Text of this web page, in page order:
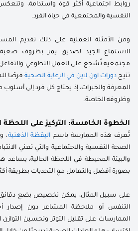
روابط اجتماعية أكثر قوة واستدامة،
النفسية والمجتمعية في حياة الفرد.
ومن الأمثلة العملية على ذلك تقديم
الاستماع الجيد لصديق يمر بظروف
مجتمعية تُشجع على العمل التطوعي والتفاعل
تتيحدورات اون لاين في الرعاية الصحيةفرصًا
المعرفة والخبرات، إذ يحتاج كل فرد إلى
وظروفه الخاصة.
الخطوة الخامسة: التركيز على اللحظة
تُعرف هذه الممارسة باسماليقظة الذهنية،
الصحة النفسية والاجتماعية والتي تعني
والبيئة المحيطة في اللحظة الحالية،
بصورة أفضل والتعامل مع التحديات بطريقة أكثر
على سبيل المثال، يمكن تخصيص بضع دقائق
التنفس أو ملاحظة المشاعر دون إصدار
الممارسات على تقليل التوتر وتحسين